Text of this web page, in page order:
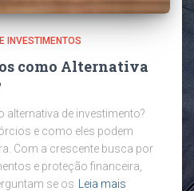
INVESTIMENTOS
como Alternativa
de investimento?
e como eles podem
Com a crescente busca por
e proteção financeira,
se os
Leia mais